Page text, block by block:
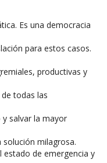
Es una democracia
para estos casos.
productivas y
todas las
y salvar la mayor
solución milagrosa.
estado de emergencia y